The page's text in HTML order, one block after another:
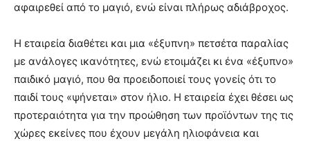
αφαιρεθεί από το μαγιό, ενώ είναι πλήρως αδιάβροχος.
Η εταιρεία διαθέτει και μια «έξυπνη» πετσέτα παραλίας
με ανάλογες ικανότητες, ενώ ετοιμάζει κι ένα «έξυπνο»
παιδικό μαγιό, που θα προειδοποιεί τους γονείς ότι το
παιδί τους «ψήνεται» στον ήλιο. Η εταιρεία έχει θέσει ως
προτεραιότητα για την προώθηση των προϊόντων της τις
χώρες εκείνες που έχουν μεγάλη ηλιοφάνεια και